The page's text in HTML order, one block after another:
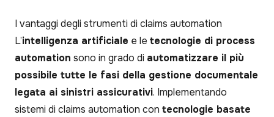
I vantaggi degli strumenti di claims automation
L’intelligenza artificiale e le tecnologie di process
automation sono in grado di automatizzare il più
possibile tutte le fasi della gestione documentale
legata ai sinistri assicurativi. Implementando
sistemi di claims automation con tecnologie basate